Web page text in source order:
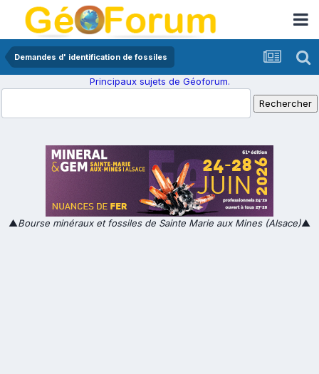
Demandes d' identification de fossiles
Principaux sujets de Géoforum.
▲Bourse minéraux et fossiles de Sainte Marie aux Mines (Alsace)▲